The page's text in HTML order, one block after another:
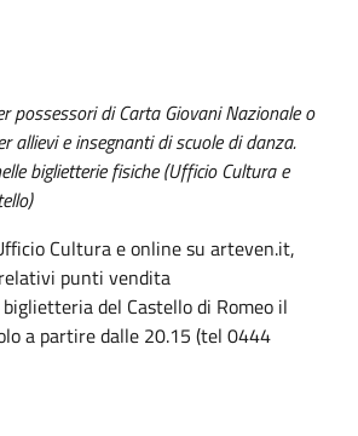
possessori di Carta Giovani Nazionale o
allievi e insegnanti di scuole di danza.
biglietterie fisiche (Ufficio Cultura e
Cultura e online su arteven.it,
punti vendita
del Castello di Romeo il
a partire dalle 20.15 (tel 0444